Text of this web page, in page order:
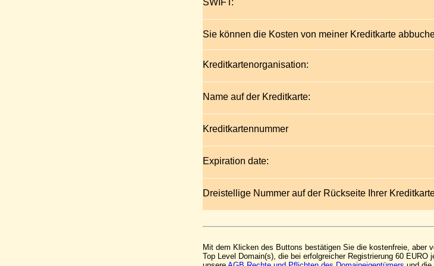
SWIFT:
Sie können die Kosten von meiner Kreditkarte
Kreditkartenorganisation:
Name auf der Kreditkarte:
Kreditkartennummer
Expiration date:
Dreistellige Nummer auf der Rückseite Ihrer
Mit dem Klicken des Buttons bestätigen Sie die kostenfreie, aber
Top Level Domain(s), die bei erfolgreicher Registrierung 60